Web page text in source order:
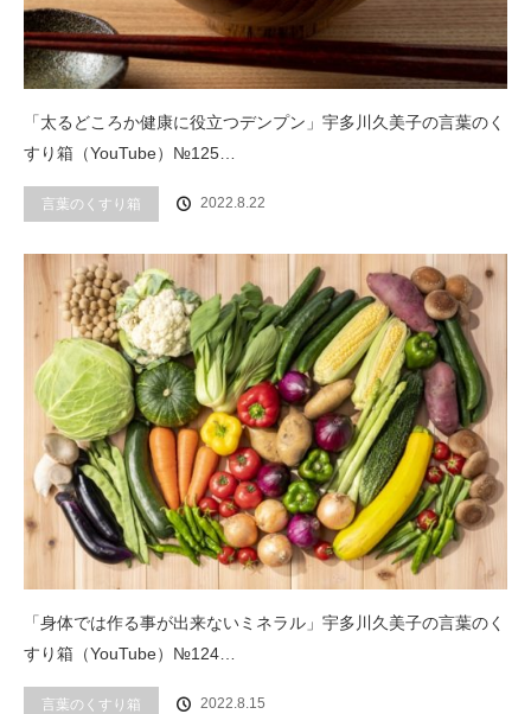
「太るどころか健康に役立つデンプン」宇多川久美子の言葉のく
すり箱（YouTube）№125…
言葉のくすり箱 2022.8.22
「身体では作る事が出来ないミネラル」宇多川久美子の言葉のく
すり箱（YouTube）№124…
言葉のくすり箱 2022.8.15